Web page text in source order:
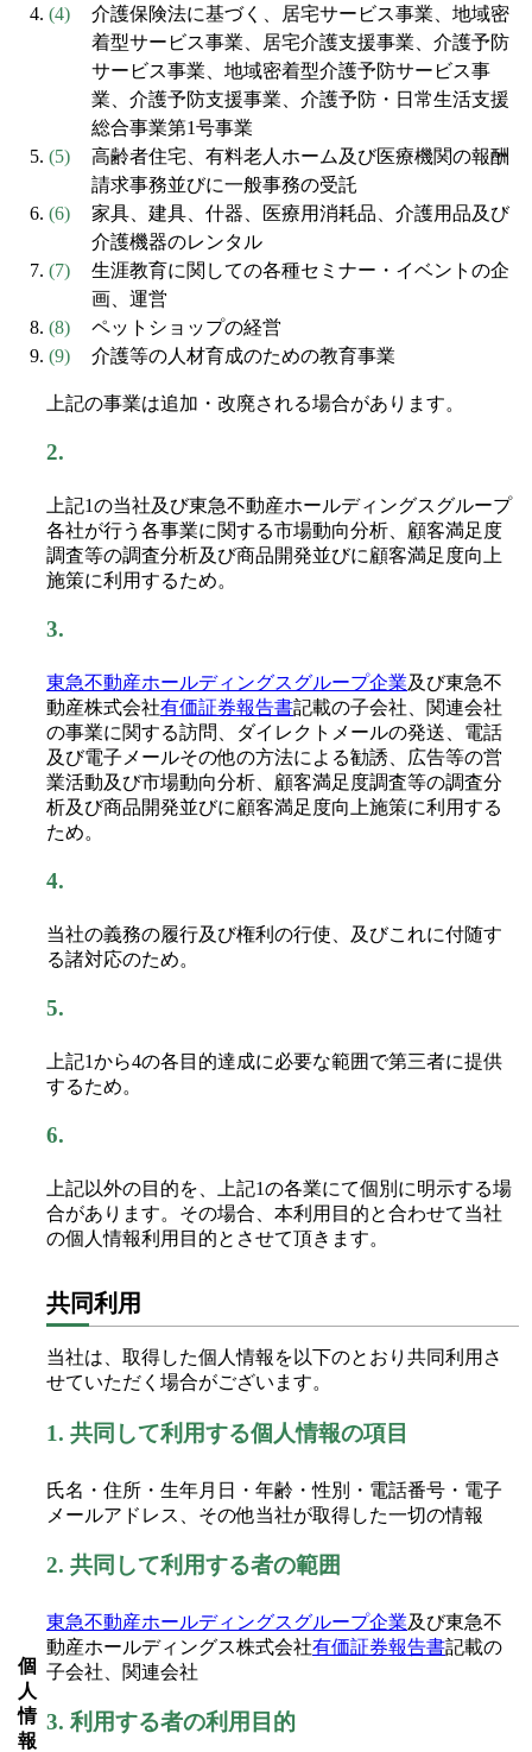
個
人
情
報
介護保険法に基づく、居宅サービス事業、地域密
着型サービス事業、居宅介護支援事業、介護予防
サービス事業、地域密着型介護予防サービス事
業、介護予防支援事業、介護予防・日常生活支援
総合事業第1号事業
高齢者住宅、有料老人ホーム及び医療機関の報酬
請求事務並びに一般事務の受託
家具、建具、什器、医療用消耗品、介護用品及び
介護機器のレンタル
生涯教育に関しての各種セミナー・イベントの企
画、運営
ペットショップの経営
介護等の人材育成のための教育事業
上記の事業は追加・改廃される場合があります。
2.
上記1の当社及び東急不動産ホールディングスグループ
各社が行う各事業に関する市場動向分析、顧客満足度
調査等の調査分析及び商品開発並びに顧客満足度向上
施策に利用するため。
3.
東急不動産ホールディングスグループ企業及び東急不
動産株式会社有価証券報告書記載の子会社、関連会社
の事業に関する訪問、ダイレクトメールの発送、電話
及び電子メールその他の方法による勧誘、広告等の営
業活動及び市場動向分析、顧客満足度調査等の調査分
析及び商品開発並びに顧客満足度向上施策に利用する
ため。
4.
当社の義務の履行及び権利の行使、及びこれに付随す
る諸対応のため。
5.
上記1から4の各目的達成に必要な範囲で第三者に提供
するため。
6.
上記以外の目的を、上記1の各業にて個別に明示する場
合があります。その場合、本利用目的と合わせて当社
の個人情報利用目的とさせて頂きます。
共同利用
当社は、取得した個人情報を以下のとおり共同利用さ
せていただく場合がございます。
1. 共同して利用する個人情報の項目
氏名・住所・生年月日・年齢・性別・電話番号・電子
メールアドレス、その他当社が取得した一切の情報
2. 共同して利用する者の範囲
東急不動産ホールディングスグループ企業及び東急不
動産ホールディングス株式会社有価証券報告書記載の
子会社、関連会社
3. 利用する者の利用目的